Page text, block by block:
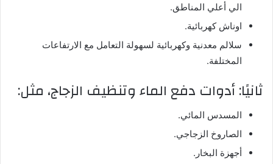
الي أعلي المناطق.
اوناش كهربائية.
سلالم معدنية وكهربائية لسهولة التعامل مع الارتفاعات
المختلفة.
ثانيًا: أدوات دفع الماء وتنظيف الزجاج، مثل:
المسدس المائي.
الصاروخ الزجاجي.
أجهزة البخار.